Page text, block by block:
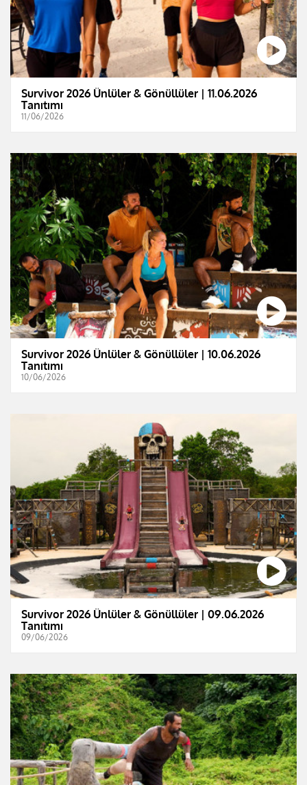
Survivor 2026 Ünlüler & Gönüllüler | 11.06.2026
Tanıtımı
11/06/2026
Survivor 2026 Ünlüler & Gönüllüler | 10.06.2026
Tanıtımı
10/06/2026
Survivor 2026 Ünlüler & Gönüllüler | 09.06.2026
Tanıtımı
09/06/2026